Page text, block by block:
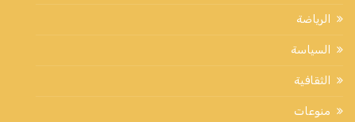
الرياضة
السياسة
الثقافية
منوعات